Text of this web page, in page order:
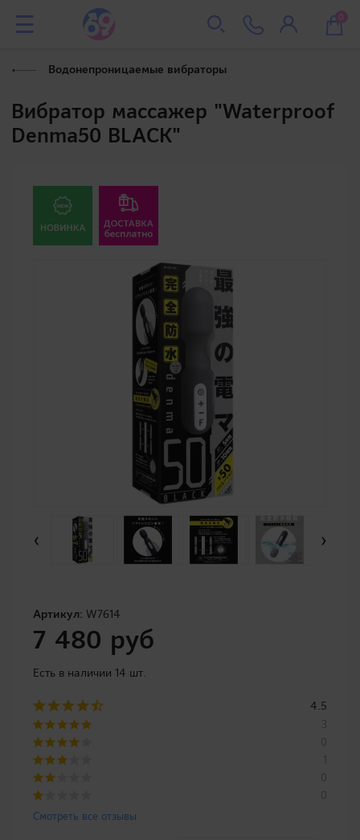
0
Водонепроницаемые вибраторы
Вибратор массажер "Waterproof
Denma50 BLACK"
‹ ›
Артикул: W7614
7 480 руб
Есть в наличии 14 шт.
4.5
3
0
0
0
Смотреть все отзывы